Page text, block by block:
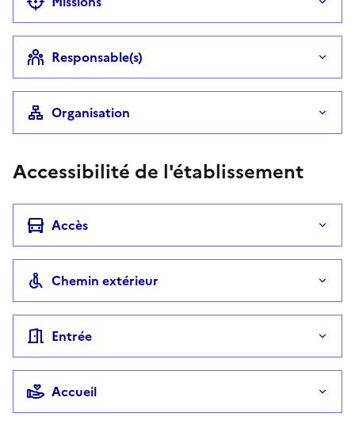
Responsable(s)
Organisation
Accessibilité de l'établissement
Accès
Chemin extérieur
Entrée
Accueil